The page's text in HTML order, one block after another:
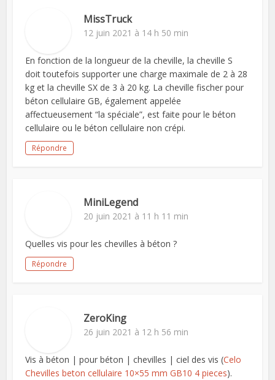
MissTruck
12 juin 2021 à 14 h 50 min
En fonction de la longueur de la cheville, la cheville S
doit toutefois supporter une charge maximale de 2 à 28
kg et la cheville SX de 3 à 20 kg. La cheville fischer pour
béton cellulaire GB, également appelée
affectueusement “la spéciale”, est faite pour le béton
cellulaire ou le béton cellulaire non crépi.
Répondre
MiniLegend
20 juin 2021 à 11 h 11 min
Quelles vis pour les chevilles à béton ?
Répondre
ZeroKing
26 juin 2021 à 12 h 56 min
Vis à béton | pour béton | chevilles | ciel des vis (Celo
Chevilles beton cellulaire 10×55 mm GB10 4 pieces).